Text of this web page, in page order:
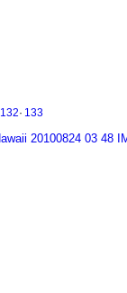
132· 133